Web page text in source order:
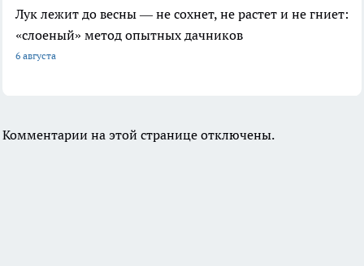
Лук лежит до весны — не сохнет, не растет и не гниет:
«слоеный» метод опытных дачников
6 августа
Комментарии на этой странице отключены.